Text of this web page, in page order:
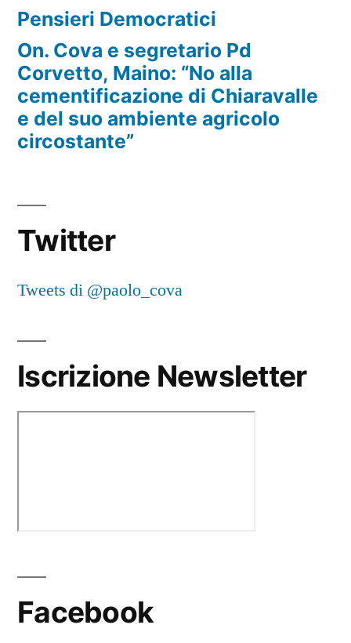
Pensieri Democratici
On. Cova e segretario Pd
Corvetto, Maino: “No alla
cementificazione di Chiaravalle
e del suo ambiente agricolo
circostante”
Twitter
Tweets di @paolo_cova
Iscrizione Newsletter
Facebook